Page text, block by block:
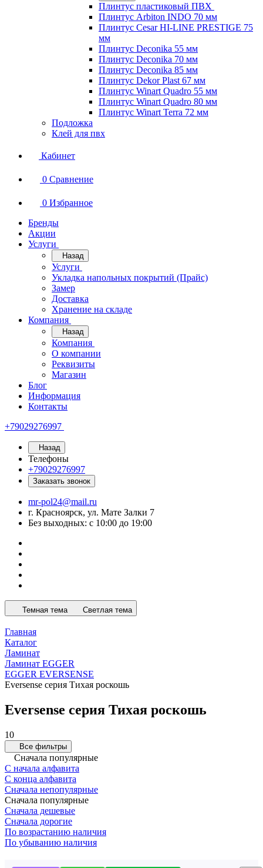
Плинтус пластиковый ПВХ
Плинтус Arbiton INDO 70 мм
Плинтус Cesar HI-LINE PRESTIGE 75
мм
Плинтус Deconika 55 мм
Плинтус Deconika 70 мм
Плинтус Deconika 85 мм
Плинтус Dekor Plast 67 мм
Плинтус Winart Quadro 55 мм
Плинтус Winart Quadro 80 мм
Плинтус Winart Terra 72 мм
Подложка
Клей для пвх
Кабинет
0 Сравнение
0 Избранное
Бренды
Акции
Услуги
Назад
Услуги
Укладка напольных покрытий (Прайс)
Замер
Доставка
Хранение на складе
Компания
Назад
Компания
О компании
Реквизиты
Магазин
Блог
Информация
Контакты
+79029276997
Назад
Телефоны
+79029276997
Заказать звонок
mr-pol24@mail.ru
г. Красноярск, ул. Мате Залки 7
Без выходных: с 10:00 до 19:00
Темная тема Светлая тема
Главная
Каталог
Ламинат
Ламинат EGGER
EGGER EVERSENSE
Eversense серия Тихая роскошь
Eversense серия Тихая роскошь
10
Все фильтры
Сначала популярные
С начала алфавита
С конца алфавита
Сначала непопулярные
Сначала популярные
Сначала дешевые
Сначала дорогие
По возрастанию наличия
По убыванию наличия